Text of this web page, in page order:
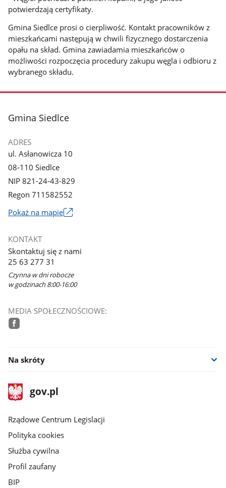
potwierdzają certyfikaty.
Gmina Siedlce prosi o cierpliwość. Kontakt pracowników z
mieszkańcami następują w chwili fizycznego dostarczenia
opału na skład. Gmina zawiadamia mieszkańców o
możliwości rozpoczęcia procedury zakupu węgla i odbioru z
wybranego składu.
stopka
Gmina Siedlce
ADRES
ul. Asłanowicza 10
08-110 Siedlce
NIP 821-24-43-829
Regon 711582552
Pokaż na mapieLink
nowym
KONTAKT
Skontaktuj się z nami
25 63 277 31
Czynna w dni robocze
w godzinach 8:00-16:00
MEDIA SPOŁECZNOŚCIOWE:
Na skróty
stopka
gov.plStrona
gov.pl
Rządowe Centrum Legislacji
Polityka cookies
Służba cywilna
Profil zaufany
BIP